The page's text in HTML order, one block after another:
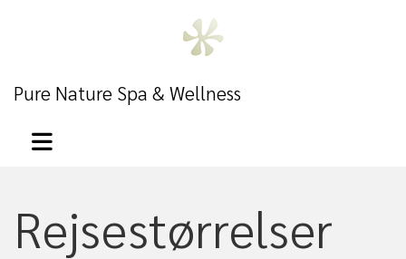
Pure Nature Spa & Wellness
Rejsestørrelser